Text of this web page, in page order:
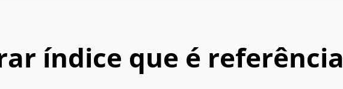
índice que é referência